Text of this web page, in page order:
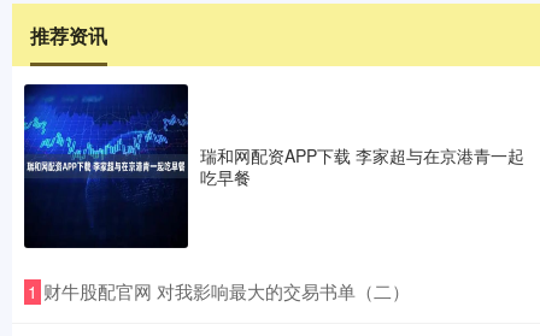
推荐资讯
瑞和网配资APP下载 李家超与在京港青一起
吃早餐
1 ​财牛股配官网 对我影响最大的交易书单（二）